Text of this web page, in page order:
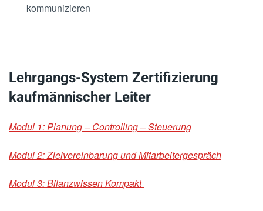
kommunizieren
Lehrgangs-System Zertifizierung
kaufmännischer Leiter
Modul 1: Planung – Controlling – Steuerung
Modul 2: Zielvereinbarung und Mitarbeitergespräch
Modul 3: Bilanzwissen Kompakt